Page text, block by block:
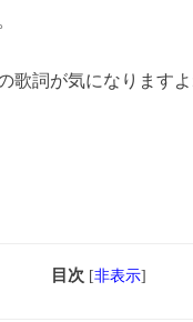
歌詞が気になります
目次 [非表示]